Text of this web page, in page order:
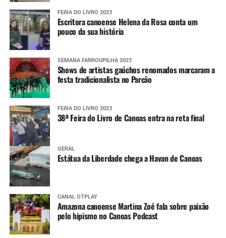
FEIRA DO LIVRO 2023
Escritora canoense Helena da Rosa conta um
pouco da sua história
SEMANA FARROUPILHA 2023
Shows de artistas gaúchos renomados marcaram a
festa tradicionalista no Parcão
FEIRA DO LIVRO 2023
38ª Feira do Livro de Canoas entra na reta final
GERAL
Estátua da Liberdade chega a Havan de Canoas
CANAL OTPLAY
Amazona canoense Martina Zoé fala sobre paixão
pelo hipismo no Canoas Podcast